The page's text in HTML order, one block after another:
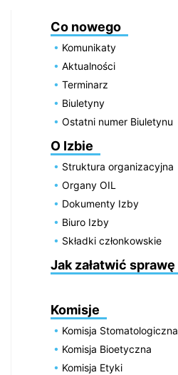
Co nowego
Komunikaty
Aktualności
Terminarz
Biuletyny
Ostatni numer Biuletynu
O Izbie
Struktura organizacyjna
Organy OIL
Dokumenty Izby
Biuro Izby
Składki członkowskie
Jak załatwić sprawę
Komisje
Komisja Stomatologiczna
Komisja Bioetyczna
Komisja Etyki